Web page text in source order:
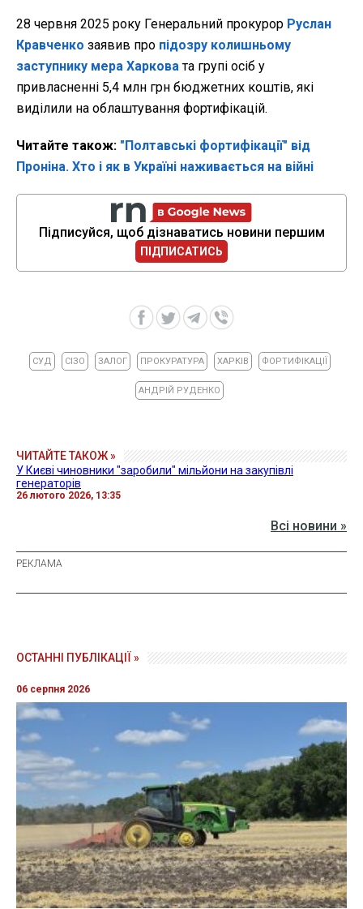
28 червня 2025 року Генеральний прокурор Руслан
Кравченко заявив про підозру колишньому
заступнику мера Харковата групі осіб у
привласненні 5,4 млн грн бюджетних коштів, які
виділили на облаштування фортифікацій.
Читайте також: "Полтавські фортифікації" від
Проніна. Хто і як в Україні наживається на війні
Підписуйся, щоб дізнаватись новини першим
ПІДПИСАТИСЬ
СУД СІЗО ЗАЛОГ ПРОКУРАТУРА ХАРКІВ ФОРТИФІКАЦІЇ
АНДРІЙ РУДЕНКО
ЧИТАЙТЕ ТАКОЖ »
У Києві чиновники "заробили" мільйони на закупівлі
генераторів
26 лютого 2026, 13:35
Всі новини »
ОСТАННІ ПУБЛІКАЦІЇ »
06 серпня 2026